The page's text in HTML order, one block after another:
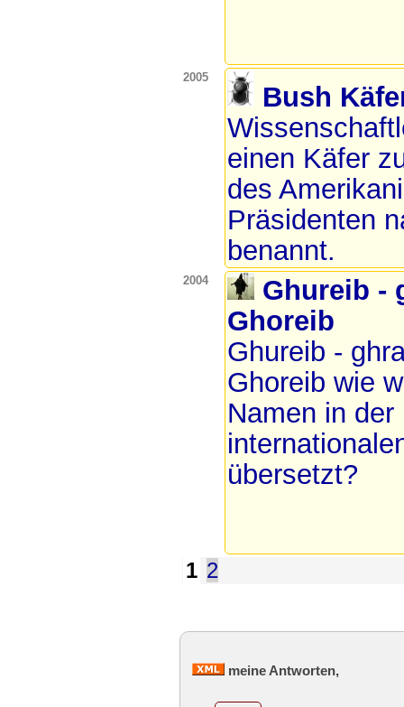
2005
Bush
einen Käfer
des
Präsidenten
benannt.
2004
Ghureib -
Ghoreib
Ghureib -
Ghoreib wie
Namen in der
übersetzt?
1 2
meine Antworten,